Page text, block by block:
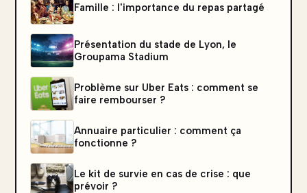
Famille : l'importance du repas partagé
Présentation du stade de Lyon, le
Groupama Stadium
Problème sur Uber Eats : comment se
faire rembourser ?
Annuaire particulier : comment ça
fonctionne ?
Le kit de survie en cas de crise : que
prévoir ?